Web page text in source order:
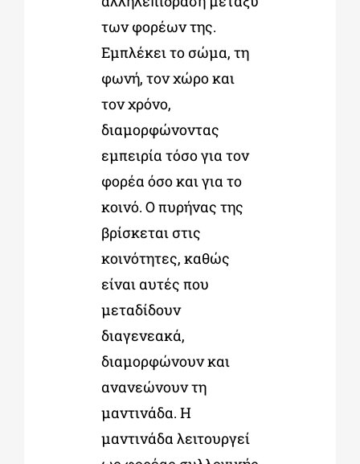
των φορέων της.
Εμπλέκει το σώμα, τη
φωνή, τον χώρο και
τον χρόνο,
διαμορφώνοντας
εμπειρία τόσο για τον
φορέα όσο και για το
κοινό. Ο πυρήνας της
βρίσκεται στις
κοινότητες, καθώς
είναι αυτές που
μεταδίδουν
διαγενεακά,
διαμορφώνουν και
ανανεώνουν τη
μαντινάδα. Η
μαντινάδα λειτουργεί